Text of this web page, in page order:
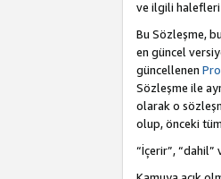
ve ilgili halefleri
Bu Sözleşme,
en güncel
güncellenen
Sözleşme ile
olarak o
olup, önceki
“İçerir”, “dahil”